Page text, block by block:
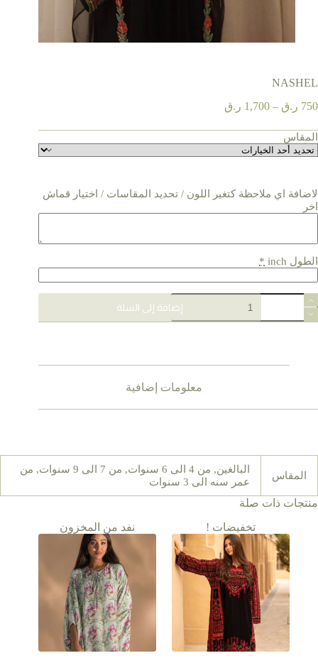
NASHEL
750 ر.ق –
1,700 ر.ق
من
خلال
المقاس
لاضافة اي ملاحظة كتغير اللون / تحديد المقاسات / اختيار قماش
اخر
الطول inch *
كمية
NASHEL
إضافة إلى السلة
معلومات إضافية
المقاس
البالغين, من 4 الى 6 سنوات, من 7 الى 9 سنوات, من
عمر سنه الى 3 سنوات
منتجات ذات صلة
تخفيضات !
نفد من المخزون